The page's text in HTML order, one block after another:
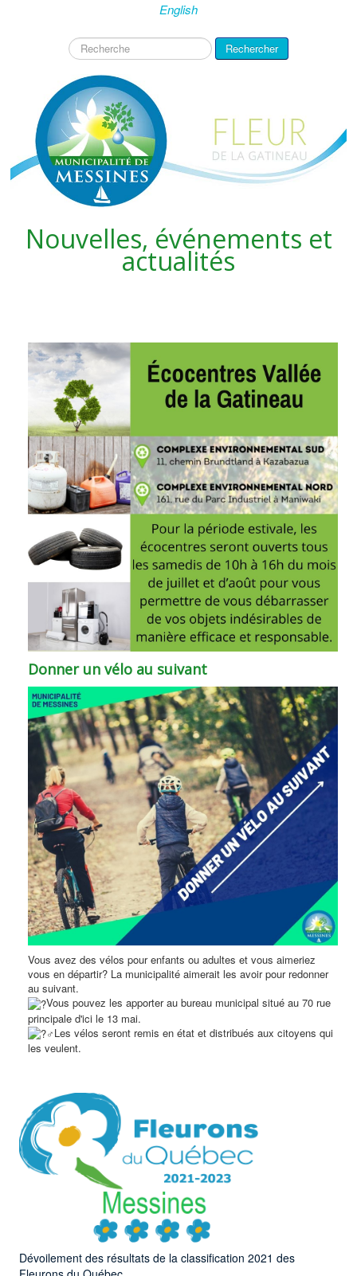
English
Rechercher Rechercher
Nouvelles, événements et
actualités
Donner un vélo au suivant
Vous avez des vélos pour enfants ou adultes et vous aimeriez
vous en départir? La municipalité aimerait les avoir pour redonner
au suivant.
Vous pouvez les apporter au bureau municipal situé au 70 rue
principale d'ici le 13 mai.
Les vélos seront remis en état et distribués aux citoyens qui
les veulent.
Dévoilement des résultats de la classification 2021 des